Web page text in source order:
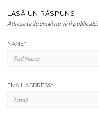
LASĂ UN RĂSPUNS
Adresa ta de email nu va fi publicată.
NAME*
EMAIL ADDRESS*